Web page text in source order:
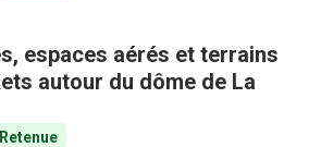
espaces aérés et terrains
autour du dôme de La
Retenue